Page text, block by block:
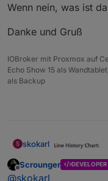
Wenn nein, was ist
Danke und Gruß
IOBroker mit Proxmox auf
Echo Show 15 als
als Backup
S skokarl
Offline
Scrounger DEVELOPER
@skokarl